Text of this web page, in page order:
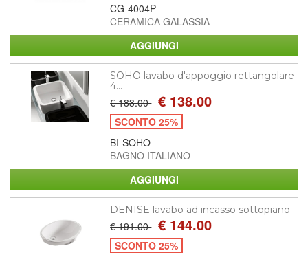
CG-4004P
CERAMICA GALASSIA
SOHO lavabo d'appoggio rettangolare
4...
€ 183.00 € 138.00
SCONTO 25%
BI-SOHO
BAGNO ITALIANO
DENISE lavabo ad incasso sottopiano
€ 191.00 € 144.00
SCONTO 25%